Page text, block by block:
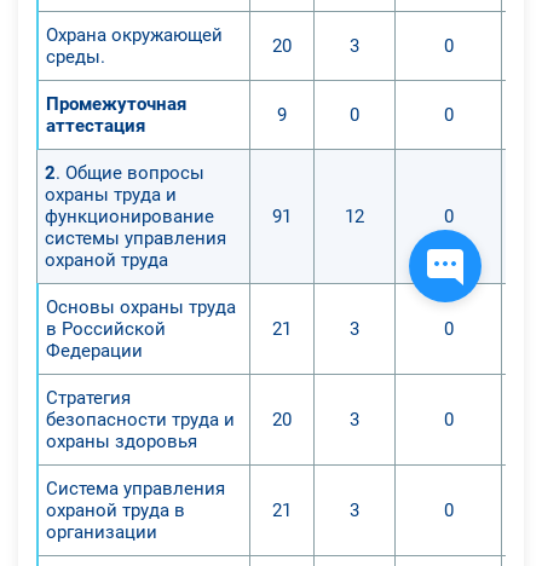
Охрана окружающей
среды.
20 3 0
Промежуточная
аттестация
9 0 0
2. Общие вопросы
охраны труда и
функционирование
системы управления
охраной труда
91 12 0
Основы охраны труда
в Российской
Федерации
21 3 0
Стратегия
безопасности труда и
охраны здоровья
20 3 0
Система управления
охраной труда в
организации
21 3 0